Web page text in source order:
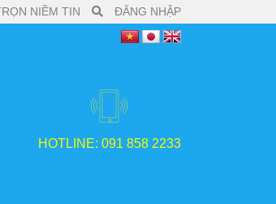
NIỀM TIN ĐĂNG NHẬP
HOTLINE: 091 858 2233